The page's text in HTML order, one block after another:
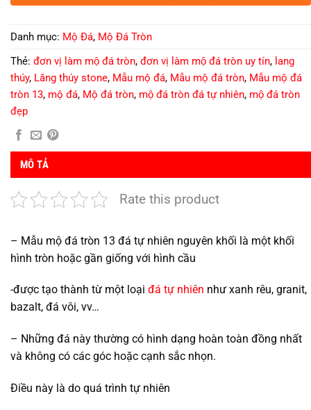
Danh mục: Mộ Đá, Mộ Đá Tròn
Thẻ: đơn vị làm mộ đá tròn, đơn vị làm mộ đá tròn uy tín, lang
thúy, Lăng thúy stone, Mẫu mộ đá, Mẫu mộ đá tròn, Mẫu mộ đá
tròn 13, mộ đá, Mộ đá tròn, mộ đá tròn đá tự nhiên, mộ đá tròn
đẹp
MÔ TẢ
Rate this product
– Mẫu mộ đá tròn 13 đá tự nhiên nguyên khối là một khối
hình tròn hoặc gần giống với hình cầu
-được tạo thành từ một loại đá tự nhiên như xanh rêu, granit,
bazalt, đá vôi, vv…
– Những đá này thường có hình dạng hoàn toàn đồng nhất
và không có các góc hoặc cạnh sắc nhọn.
Điều này là do quá trình tự nhiên